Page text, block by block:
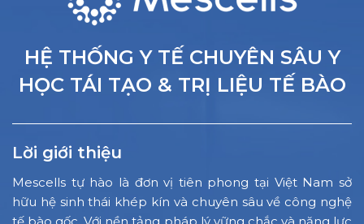
HỆ THỐNG Y TẾ CHUYÊN SÂU Y
HỌC TÁI TẠO & TRỊ LIỆU TẾ BÀO
Lời giới thiệu
Mescells tự hào là đơn vị tiên phong tại Việt Nam sở
hữu hệ sinh thái khép kín và chuyên sâu về công nghệ